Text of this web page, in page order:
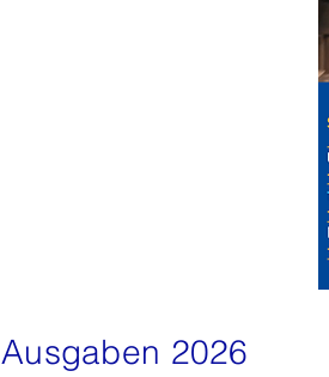
Ausgaben 2026